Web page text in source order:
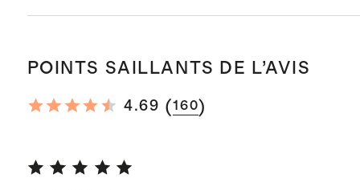
POINTS SAILLANTS DE L’AVIS
4.69 (160)